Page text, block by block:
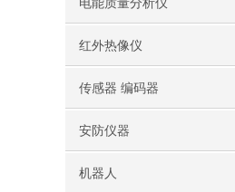
电能质量分析仪
红外热像仪
传感器 编码器
安防仪器
机器人